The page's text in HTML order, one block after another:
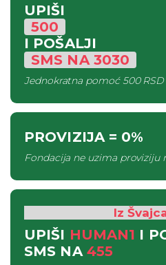
UPIŠI
500
I POŠALJI
SMS NA3030
Jednokratna pomoć500 RSD
PROVIZIJA= 0%
Fondacija ne uzima proviziju
Iz
UPIŠI HUMAN1 I
SMS NA 455